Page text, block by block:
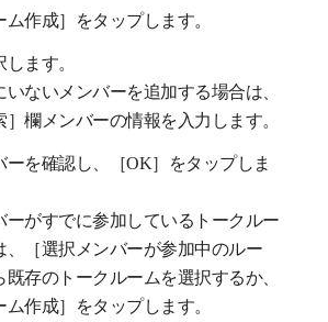
ム作成］をタップします。
ます。
いないメンバーを追加する場合は、
］欄メンバーの情報を入力します。
を確認し、［OK］をタップしま
ーがすでに参加しているトークルー
、［選択メンバーが参加中のルー
存のトークルームを選択するか、
ム作成］をタップします。